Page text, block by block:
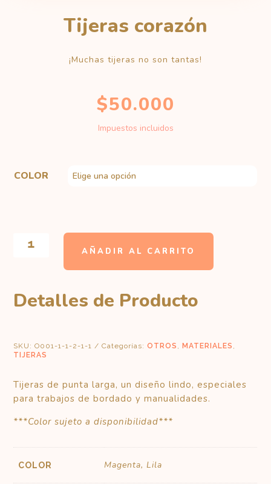
Tijeras corazón
¡Muchas tijeras no son tantas!
$50.000
Impuestos incluidos
COLOR
TIJERAS
CORAZÓN AÑADIR AL CARRITO
Detalles de Producto
SKU: O001-1-1-2-1-1 Categorías: OTROS , MATERIALES ,
TIJERAS
Tijeras de punta larga, un diseño lindo, especiales
para trabajos de bordado y manualidades.
***Color sujeto a disponibilidad***
COLOR Magenta, Lila